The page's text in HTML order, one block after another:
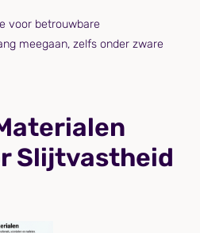
voor betrouwbare
meegaan, zelfs onder zware
Slijtvastheid